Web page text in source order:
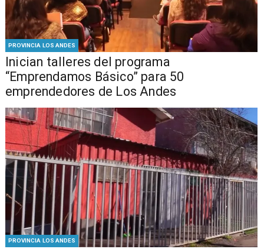
PROVINCIA LOS ANDES
Inician talleres del programa
“Emprendamos Básico” para 50
emprendedores de Los Andes
PROVINCIA LOS ANDES